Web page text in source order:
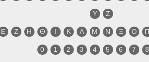
Y Z
Ε Ζ Η Θ Ι Κ Λ Μ Ν Ξ Ο
0 1 2 3 4 5 6 7 8